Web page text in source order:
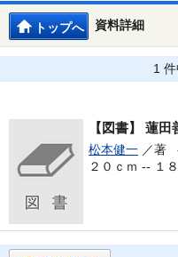
資料詳細
トップへ
1
【図書】 蓮田
松本健一 ／著
２０ｃｍ -- １